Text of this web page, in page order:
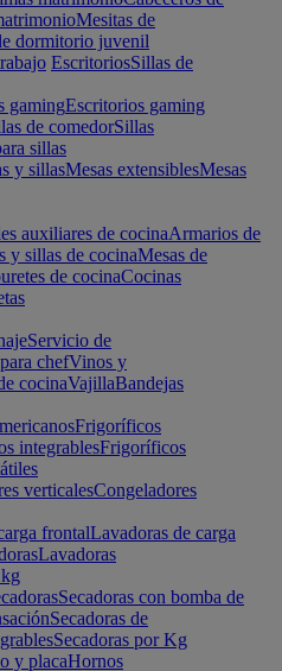
Mesitas de
dormitorio juvenil
EscritoriosSillas de
gamingEscritorios gaming
de comedorSillas
sillas
y sillasMesas extensiblesMesas
auxiliares de cocinaArmarios de
y sillas de cocinaMesas de
de cocinaCocinas
Servicio de
chefVinos y
cocinaVajillaBandejas
Frigoríficos
integrablesFrigoríficos
verticalesCongeladores
frontalLavadoras de carga
Lavadoras
Secadoras con bomba de
Secadoras de
Secadoras por Kg
y placaHornos